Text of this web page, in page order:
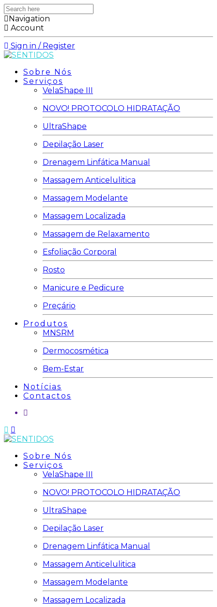
Search
here
Navigation
Account
Sign in / Register
Sobre Nós
Serviços
VelaShape III
NOVO! PROTOCOLO HIDRATAÇÃO
UltraShape
Depilação Laser
Drenagem Linfática Manual
Massagem Anticelulitica
Massagem Modelante
Massagem Localizada
Massagem de Relaxamento
Esfoliação Corporal
Rosto
Manicure e Pedicure
Preçário
Produtos
MNSRM
Dermocosmética
Bem-Estar
Notícias
Contactos
Sobre Nós
Serviços
VelaShape III
NOVO! PROTOCOLO HIDRATAÇÃO
UltraShape
Depilação Laser
Drenagem Linfática Manual
Massagem Anticelulitica
Massagem Modelante
Massagem Localizada